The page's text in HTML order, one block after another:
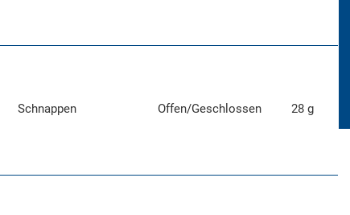
Schnappen Offen/Geschlossen 28 g